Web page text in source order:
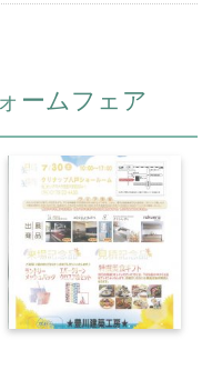
ームフェア